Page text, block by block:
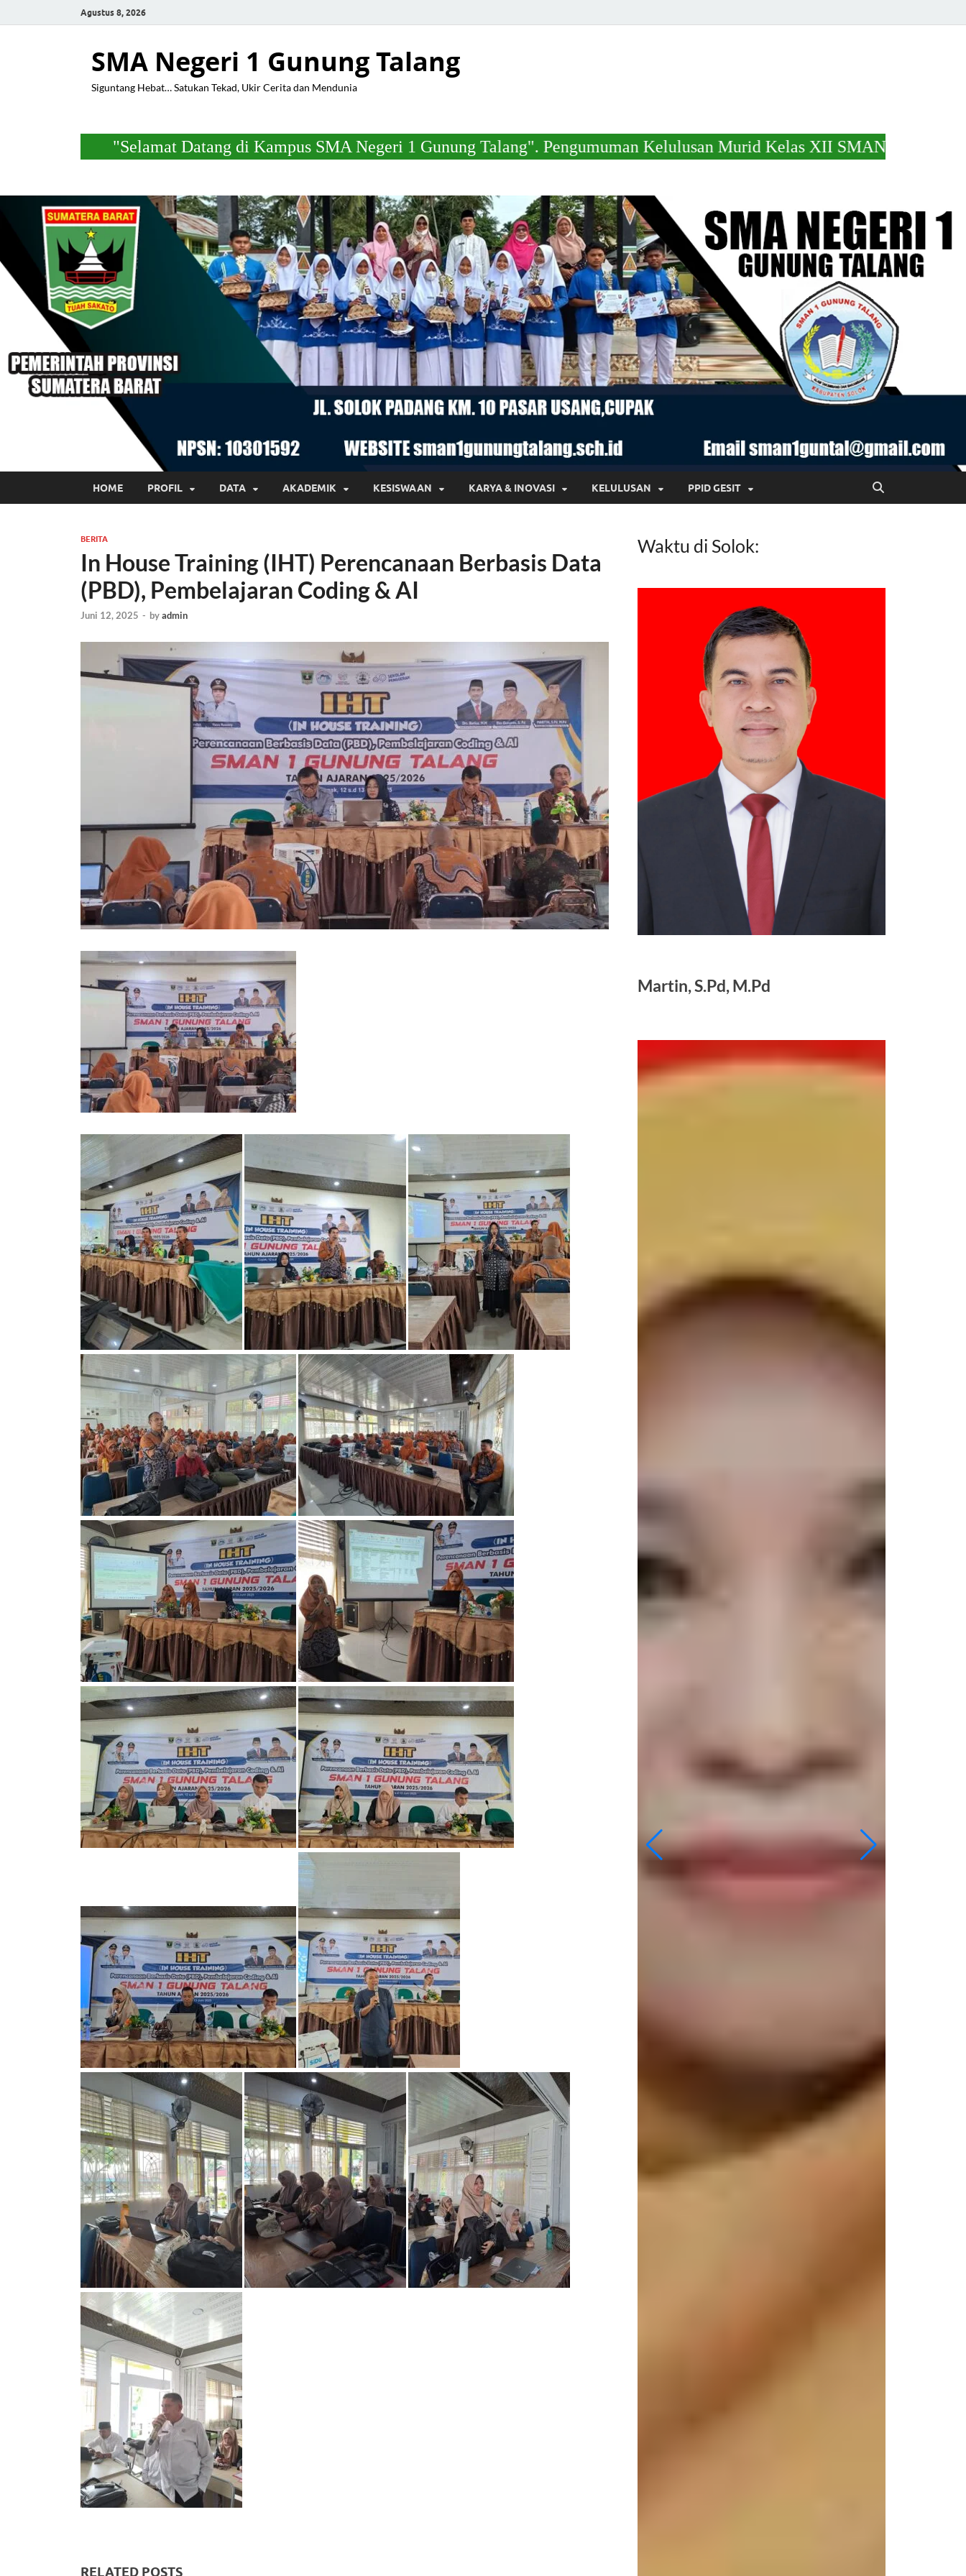
Agustus 8, 2026
SMA Negeri 1 Gunung Talang
Siguntang Hebat… Satukan Tekad, Ukir Cerita dan Mendunia
"Selamat Datang di Kampus SMA Negeri 1 Gunung Talang". Pengumuman Kelulusan Murid Kelas XII SMAN 1 Gunung talang
HOME PROFIL DATA AKADEMIK KESISWAAN KARYA & INOVASI KELULUSAN PPID GESIT
BERITA
In House Training (IHT) Perencanaan Berbasis Data
(PBD), Pembelajaran Coding & AI
Juni 12, 2025 - byadmin
RELATED POSTS
Waktu di Solok:
Martin, S.Pd, M.Pd